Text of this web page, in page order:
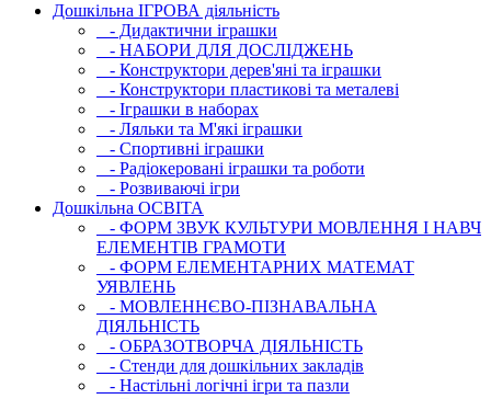
Дошкільна ІГРОВА діяльність
- Дидактични іграшки
- НАБОРИ ДЛЯ ДОСЛІДЖЕНЬ
- Конструктори дерев'яні та іграшки
- Конструктори пластикові та металеві
- Іграшки в наборах
- Ляльки та М'які іграшки
- Спортивні іграшки
- Радіокеровані іграшки та роботи
- Розвиваючі ігри
Дошкільна ОСВIТА
- ФОРМ ЗВУК КУЛЬТУРИ МОВЛЕННЯ І НАВЧ
ЕЛЕМЕНТІВ ГРАМОТИ
- ФОРМ ЕЛЕМЕНТАРНИХ МАТЕМАТ
УЯВЛЕНЬ
- МОВЛЕННЄВО-ПІЗНАВАЛЬНА
ДІЯЛЬНІСТЬ
- ОБРАЗОТВОРЧА ДІЯЛЬНІСТЬ
- Стенди для дошкільних закладів
- Настільні логічні ігри та пазли